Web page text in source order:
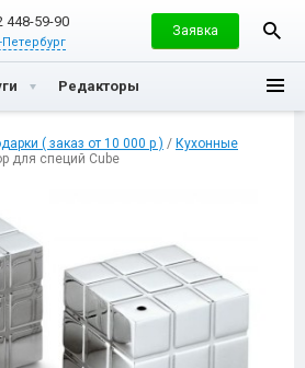
448-59-90
Петербург
Заявка
Редакторы
( заказ от 10 000 р ) / Кухонные
для специй Cube